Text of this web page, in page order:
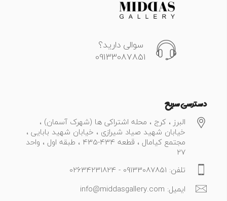
سوالی دارید؟
09133087851
دسترسی سریع
البرز ، کرج ، محله اشتراکی ها (شهرک آسمان) ،
خیابان شهید صیاد شیرازی ، خیابان شهید بابایی ،
مجتمع کیامال ، قطعه 434-435 ، طبقه اول ، واحد
27
تلفن: 09133087851 - 02634231824
ایمیل: info@middasgallery.com